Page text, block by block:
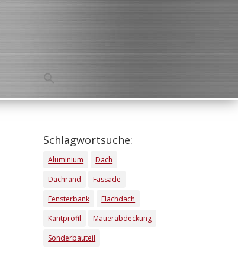
Search Button
Schlagwortsuche:
Aluminium
Dach
Dachrand
Fassade
Fensterbank
Flachdach
Kantprofil
Mauerabdeckung
Sonderbauteil